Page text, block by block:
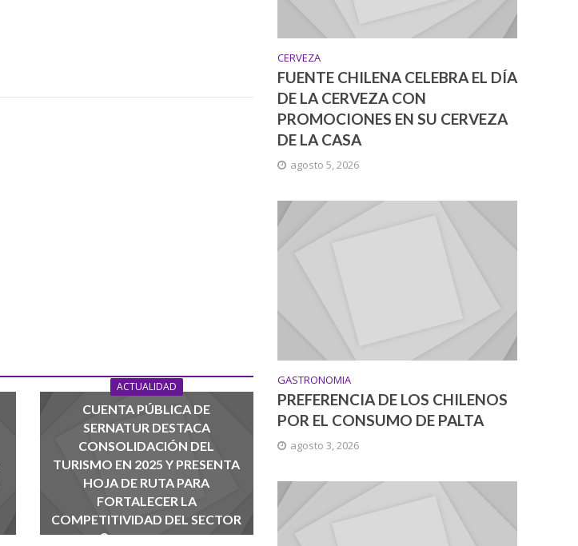
ACTUALIDAD
CUENTA PÚBLICA DE
SERNATUR DESTACA
CONSOLIDACIÓN DEL
TURISMO EN 2025 Y PRESENTA
HOJA DE RUTA PARA
FORTALECER LA
COMPETITIVIDAD DEL SECTOR
agosto 1, 2026
CERVEZA
FUENTE CHILENA CELEBRA EL DÍA
DE LA CERVEZA CON
PROMOCIONES EN SU CERVEZA
DE LA CASA
agosto 5, 2026
GASTRONOMIA
PREFERENCIA DE LOS CHILENOS
POR EL CONSUMO DE PALTA
agosto 3, 2026